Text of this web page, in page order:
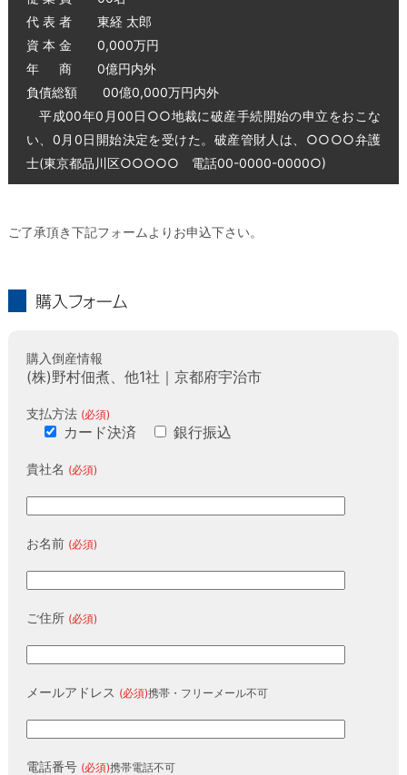
代 表 者 東経 太郎
資 本 金 0,000万円
年 商 0億円内外
負債総額 00億0,000万円内外
平成00年0月00日○○地裁に破産手続開始の申立をおこな
い、0月0日開始決定を受けた。破産管財人は、○○○○弁護
士(東京都品川区○○○○○ 電話00-0000-0000○)
ご了承頂き下記フォームよりお申込下さい。
購入倒産情報
(株)野村佃煮、他1社｜京都府宇治市
支払方法 (必須)
カード決済 銀行振込
貴社名 (必須)
お名前 (必須)
ご住所 (必須)
メールアドレス (必須)携帯・フリーメール不可
電話番号 (必須)携帯電話不可